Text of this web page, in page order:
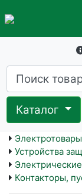
Каталог
Электротовары
Устройства
Контакторы,